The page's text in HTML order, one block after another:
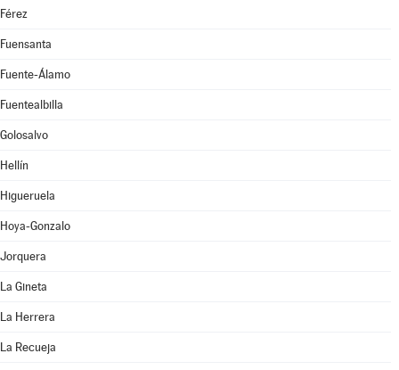
Férez
Fuensanta
Fuente-Álamo
Fuentealbilla
Golosalvo
Hellín
Higueruela
Hoya-Gonzalo
Jorquera
La Gineta
La Herrera
La Recueja